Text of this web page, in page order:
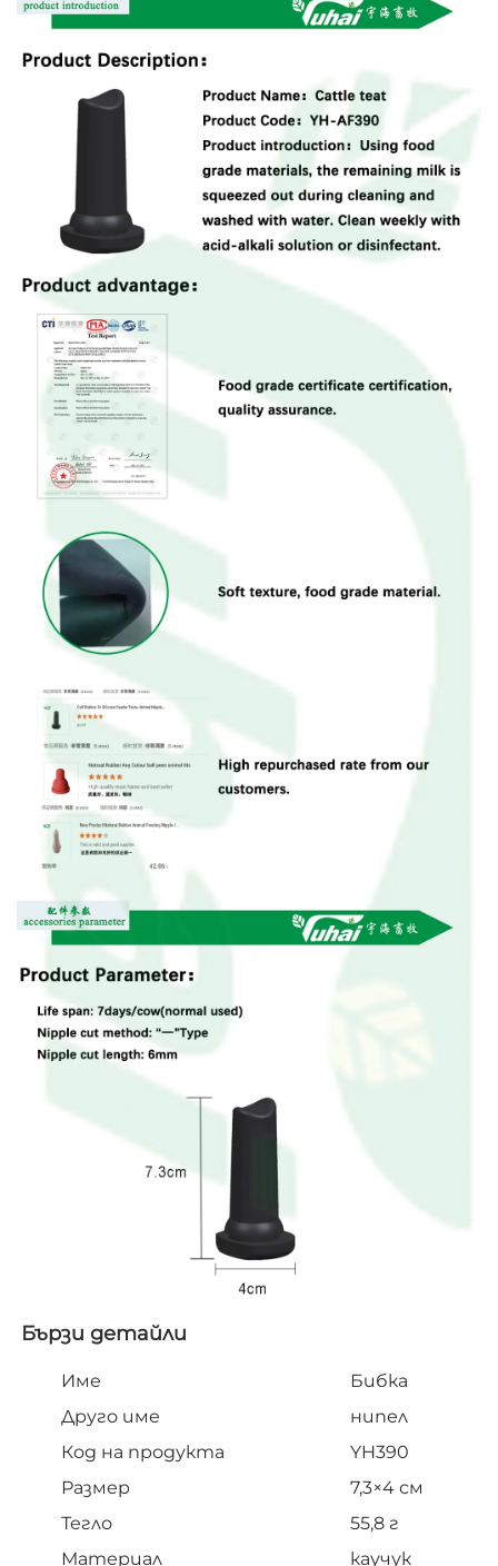
Бързи детайли
Име
Бибка
Друго име
нипел
Код на продукта
YH390
Размер
7,3×4 см
Тегло
55,8 г
Материал
каучук